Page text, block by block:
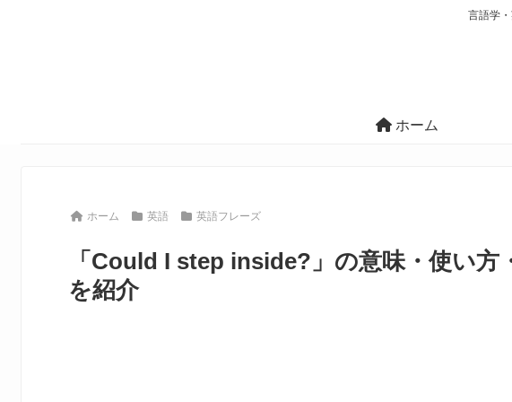
言語学
ホーム
ホーム 英語 英語フレーズ
「Could I step inside?」の意味・使い方
を紹介